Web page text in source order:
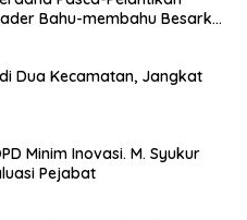
Bahu-membahu Besarkan
Dua Kecamatan, Jangkat
Minim Inovasi. M. Syukur
Pejabat